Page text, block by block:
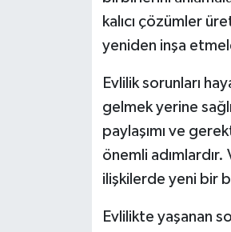
kalıcı çözümler
yeniden inşa
Evlilik sorunları
gelmek yerine
paylaşımı ve
önemli
ilişkilerde yeni bir
Evlilikte yaşanan